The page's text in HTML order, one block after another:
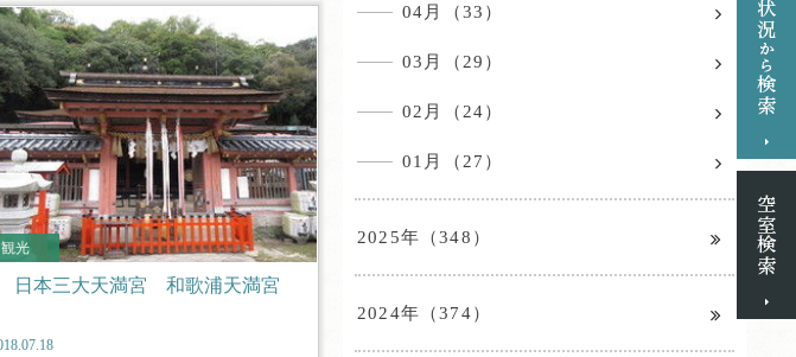
観光
日本三大天満宮 和歌浦天満宮
04月（33）
03月（29）
02月（24）
01月（27）
2025年（348）
2024年（374）